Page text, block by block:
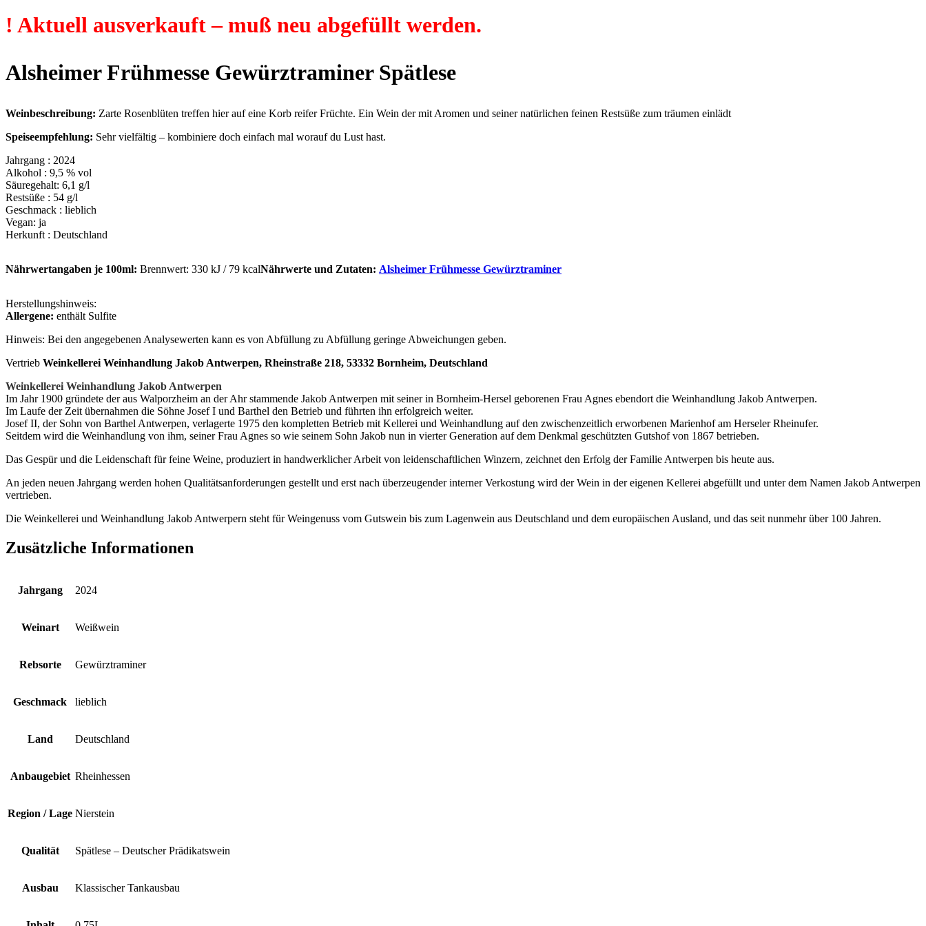
! Aktuell ausverkauft – muß neu abgefüllt werden.
Alsheimer Frühmesse Gewürztraminer Spätlese
Weinbeschreibung: Zarte Rosenblüten treffen hier auf eine Korb reifer Früchte. Ein Wein der mit Aromen und seiner natürlichen feinen Restsüße zum träumen einlädt
Speiseempfehlung: Sehr vielfältig – kombiniere doch einfach mal worauf du Lust hast.
Jahrgang : 2024
Alkohol : 9,5 % vol
Säuregehalt: 6,1 g/l
Restsüße : 54 g/l
Geschmack : lieblich
Vegan: ja
Herkunft : Deutschland
Nährwertangaben je 100ml: Brennwert: 330 kJ / 79 kcalNährwerte und Zutaten: Alsheimer Frühmesse Gewürztraminer
Herstellungshinweis:
Allergene: enthält Sulfite
Hinweis: Bei den angegebenen Analysewerten kann es von Abfüllung zu Abfüllung geringe Abweichungen geben.
Vertrieb Weinkellerei Weinhandlung Jakob Antwerpen, Rheinstraße 218, 53332 Bornheim, Deutschland
Weinkellerei Weinhandlung Jakob Antwerpen
Im Jahr 1900 gründete der aus Walporzheim an der Ahr stammende Jakob Antwerpen mit seiner in Bornheim-Hersel geborenen Frau Agnes ebendort die Weinhandlung Jakob Antwerpen.
Im Laufe der Zeit übernahmen die Söhne Josef I und Barthel den Betrieb und führten ihn erfolgreich weiter.
Josef II, der Sohn von Barthel Antwerpen, verlagerte 1975 den kompletten Betrieb mit Kellerei und Weinhandlung auf den zwischenzeitlich erworbenen Marienhof am Herseler Rheinufer.
Seitdem wird die Weinhandlung von ihm, seiner Frau Agnes so wie seinem Sohn Jakob nun in vierter Generation auf dem Denkmal geschützten Gutshof von 1867 betrieben.
Das Gespür und die Leidenschaft für feine Weine, produziert in handwerklicher Arbeit von leidenschaftlichen Winzern, zeichnet den Erfolg der Familie Antwerpen bis heute aus.
An jeden neuen Jahrgang werden hohen Qualitätsanforderungen gestellt und erst nach überzeugender interner Verkostung wird der Wein in der eigenen Kellerei abgefüllt und unter dem Namen Jakob Antwerpen
vertrieben.
Die Weinkellerei und Weinhandlung Jakob Antwerpern steht für Weingenuss vom Gutswein bis zum Lagenwein aus Deutschland und dem europäischen Ausland, und das seit nunmehr über 100 Jahren.
Zusätzliche Informationen
Jahrgang 2024
Weinart Weißwein
Rebsorte Gewürztraminer
Geschmack lieblich
Land Deutschland
Anbaugebiet Rheinhessen
Region / Lage Nierstein
Qualität Spätlese – Deutscher Prädikatswein
Ausbau Klassischer Tankausbau